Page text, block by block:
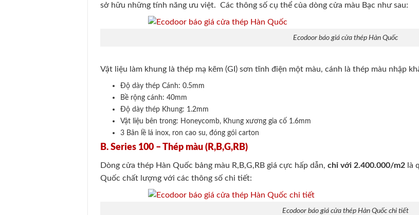
sở hữu những tính năng ưu việt. Các thông số cụ thể của dòng cửa màu Bạc như sau:
Ecodoor báo giá cửa thép Hàn Quốc
Vật liệu làm khung là thép mạ kẽm (GI) sơn tĩnh điện một màu, cánh là thép màu nhập
Độ dày thép Cánh: 0.5mm
Bề rộng cánh: 40mm
Độ dày thép Khung: 1.2mm
Vật liệu bên trong: Honeycomb, Khung xương gia cố 1.6mm
3 Bản lề lá inox, ron cao su, đóng gói carton
B. Series 100 – Thép màu (R,B,G,RB)
Dòng cửa thép Hàn Quốc bảng màu R,B,G,RB giá cực hấp dẫn,chỉ với 2.400.000/m2 là
Quốc chất lượng với các thông số chi tiết:
Ecodoor báo giá cửa thép Hàn Quốc chi tiết